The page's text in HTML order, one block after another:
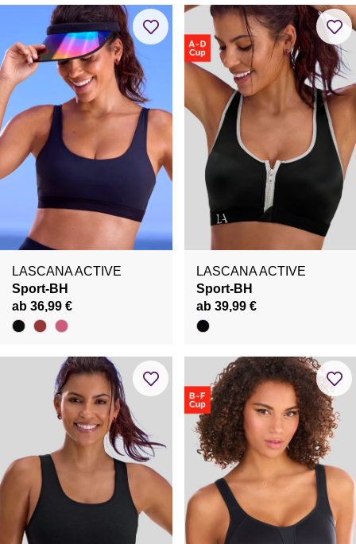
LASCANA ACTIVE
Sport-BH
ab 36,99 €
LASCANA ACTIVE
Sport-BH
ab 39,99 €